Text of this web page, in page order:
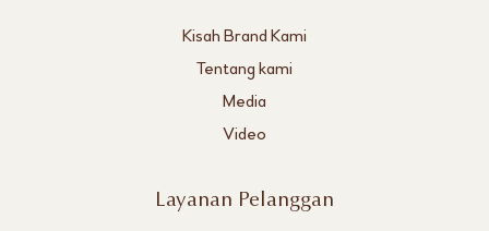
Kisah Brand Kami
Tentang kami
Media
Video
Layanan Pelanggan